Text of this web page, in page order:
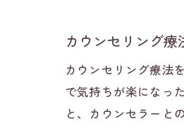
カウンセリング
カウンセリング療法
で気持ちが楽になっ
と、カウンセラーと